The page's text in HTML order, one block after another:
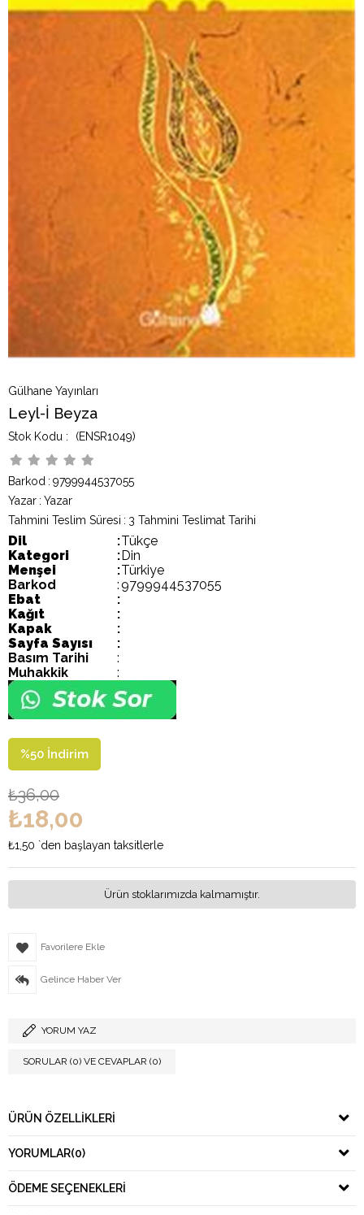
Gülhane Yayınları
Leyl-İ Beyza
(ENSR1049)
Barkod : 9799944537055
Yazar : Yazar
Tahmini Teslim Süresi : 3 Tahmini Teslimat Tarihi
Dil :Tükçe
Kategori
:Din
Menşei
:Türkiye
Barkod
:9799944537055
Ebat
:
Kağıt
:
Kapak
:
Sayfa Sayısı
:
Basım Tarihi
:
Muhakkik
:
%50 İndirim
₺36,00
₺18,00
₺1,50 `den başlayan taksitlerle
Ürün stoklarımızda kalmamıştır.
Favorilere Ekle
Gelince Haber Ver
YORUM YAZ
SORULAR (0) VE CEVAPLAR (0)
ÜRÜN ÖZELLIKLERI
YORUMLAR(0)
ÖDEME SEÇENEKLERI